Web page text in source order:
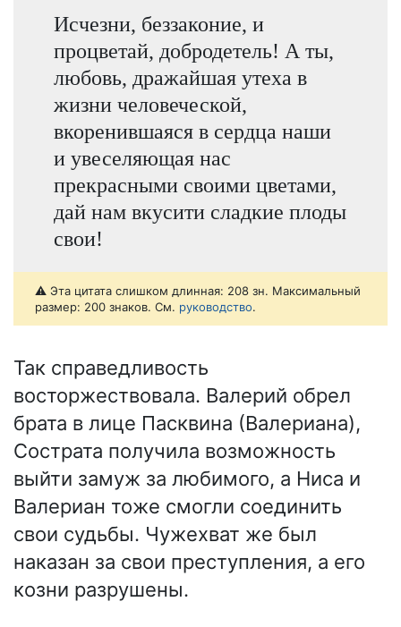
Исчезни, беззаконие, и
процветай, добродетель! А ты,
любовь, дражайшая утеха в
жизни человеческой,
вкоренившаяся в сердца наши
и увеселяющая нас
прекрасными своими цветами,
дай нам вкусити сладкие плоды
свои!
⚠️ Эта цитата слишком длинная: 208 зн. Максимальный
размер: 200 знаков. См. руководство.
Так справедливость
восторжествовала. Валерий обрел
брата в лице Пасквина (Валериана),
Сострата получила возможность
выйти замуж за любимого, а Ниса и
Валериан тоже смогли соединить
свои судьбы. Чужехват же был
наказан за свои преступления, а его
козни разрушены.